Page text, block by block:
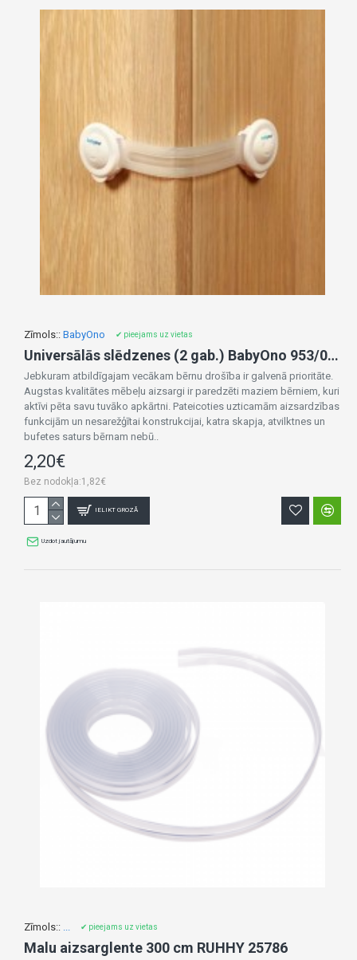
Zīmols:: BabyOno ✔ pieejams uz vietas
Universālās slēdzenes (2 gab.) BabyOno 953/01 white
Jebkuram atbildīgajam vecākam bērnu drošība ir galvenā prioritāte.
Augstas kvalitātes mēbeļu aizsargi ir paredzēti maziem bērniem, kuri
aktīvi pēta savu tuvāko apkārtni. Pateicoties uzticamām aizsardzības
funkcijām un nesarežģītai konstrukcijai, katra skapja, atvilktnes un
bufetes saturs bērnam nebū..
2,20€
Bez nodokļa:1,82€
IELIKT GROZĀ
Uzdot jautājumu
Zīmols:: ✔ pieejams uz vietas
Malu aizsarglente 300 cm RUHHY 25786